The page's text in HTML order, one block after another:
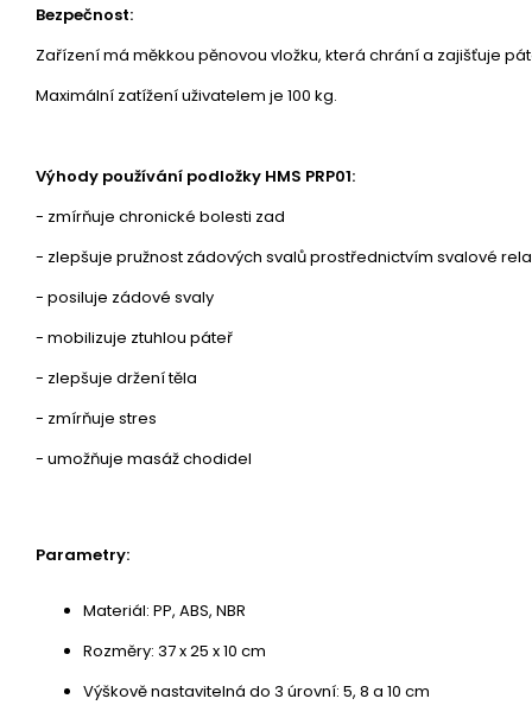
Bezpečnost:
Zařízení má měkkou pěnovou vložku, která chrání a zajišťuje
Maximální zatížení uživatelem je 100 kg.
Výhody používání podložky HMS PRP01:
- zmírňuje chronické bolesti zad
- zlepšuje pružnost zádových svalů prostřednictvím svalové
- posiluje zádové svaly
- mobilizuje ztuhlou páteř
- zlepšuje držení těla
- zmírňuje stres
- umožňuje masáž chodidel
Parametry:
Materiál: PP, ABS, NBR
Rozměry: 37 x 25 x 10 cm
Výškově nastavitelná do 3 úrovní: 5, 8 a 10 cm